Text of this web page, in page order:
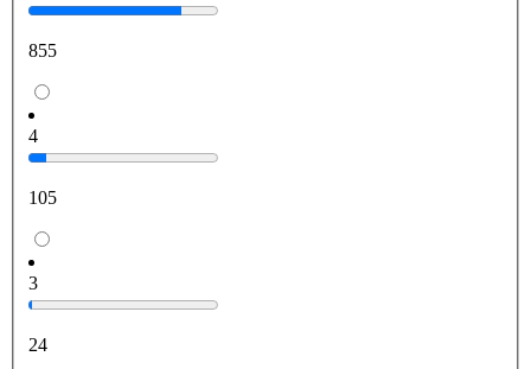
855
4
105
3
24